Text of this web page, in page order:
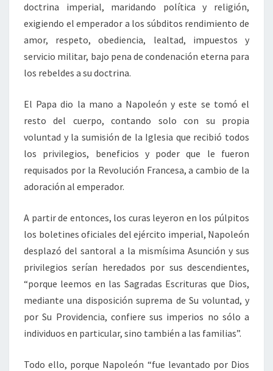
doctrina imperial, maridando política y religión,
exigiendo el emperador a los súbditos rendimiento de
amor, respeto, obediencia, lealtad, impuestos y
servicio militar, bajo pena de condenación eterna para
los rebeldes a su doctrina.
El Papa dio la mano a Napoleón y este se tomó el
resto del cuerpo, contando solo con su propia
voluntad y la sumisión de la Iglesia que recibió todos
los privilegios, beneficios y poder que le fueron
requisados por la Revolución Francesa, a cambio de la
adoración al emperador.
A partir de entonces, los curas leyeron en los púlpitos
los boletines oficiales del ejército imperial, Napoleón
desplazó del santoral a la mismísima Asunción y sus
privilegios serían heredados por sus descendientes,
“porque leemos en las Sagradas Escrituras que Dios,
mediante una disposición suprema de Su voluntad, y
por Su Providencia, confiere sus imperios no sólo a
individuos en particular, sino también a las familias”.
Todo ello, porque Napoleón “fue levantado por Dios